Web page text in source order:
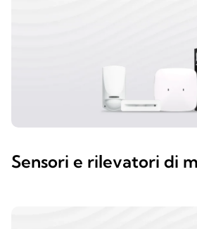
Sensori e rilevatori di